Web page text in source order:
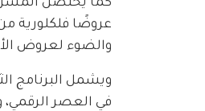
عروضًا فلكلورية
والضوء لعروض
ويشمل البرنامج
في العصر